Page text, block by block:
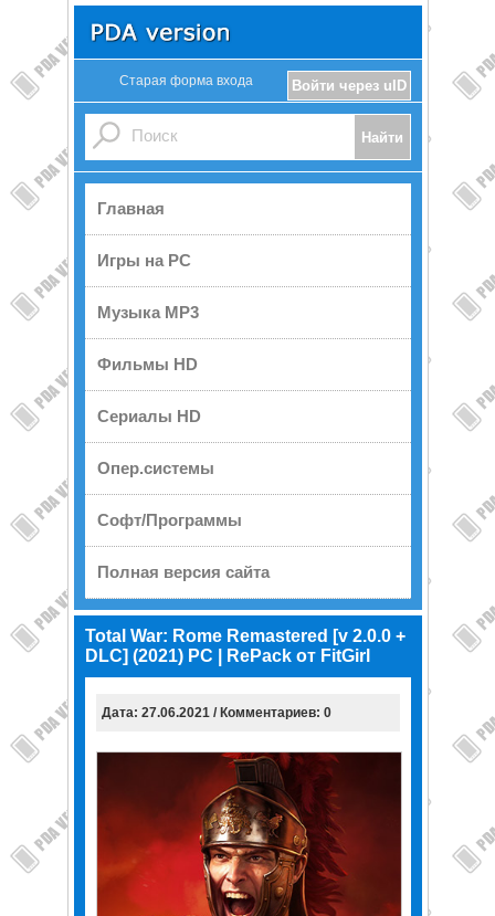
Войти через uID
Старая форма входа
Главная
Игры на PC
Музыка MP3
Фильмы HD
Сериалы HD
Опер.системы
Софт/Программы
Полная версия сайта
Total War: Rome Remastered [v 2.0.0 +
DLC] (2021) PC | RePack от FitGirl
Дата: 27.06.2021 / Комментариев: 0